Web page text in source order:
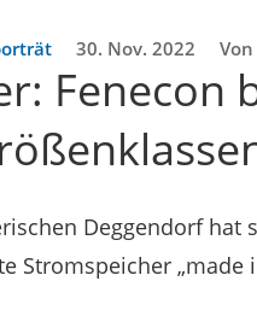
30. Nov. 2022
Fenecon
Deggendorf hat
Stromspeicher „made